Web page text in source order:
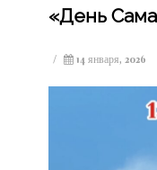
«День
/ 14 января, 2026